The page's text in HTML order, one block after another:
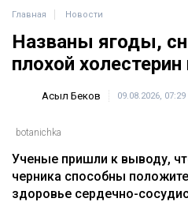
Главная Новости
Названы ягоды,
плохой
Асыл Беков 09.08.2026, 07:29
botanichka
Ученые пришли к выводу,
черника способны
здоровье сердечно-